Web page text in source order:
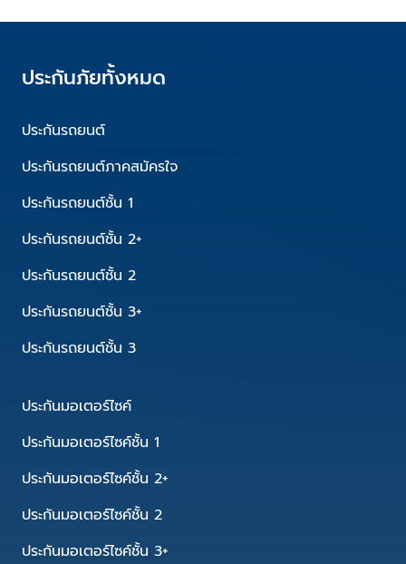
ประกันภัยทั้งหมด
ประกันรถยนต์
ประกันรถยนต์ภาคสมัครใจ
ประกันรถยนต์ชั้น 1
ประกันรถยนต์ชั้น 2+
ประกันรถยนต์ชั้น 2
ประกันรถยนต์ชั้น 3+
ประกันรถยนต์ชั้น 3
ประกันมอเตอร์ไซค์
ประกันมอเตอร์ไซค์ชั้น 1
ประกันมอเตอร์ไซค์ชั้น 2+
ประกันมอเตอร์ไซค์ชั้น 2
ประกันมอเตอร์ไซค์ชั้น 3+